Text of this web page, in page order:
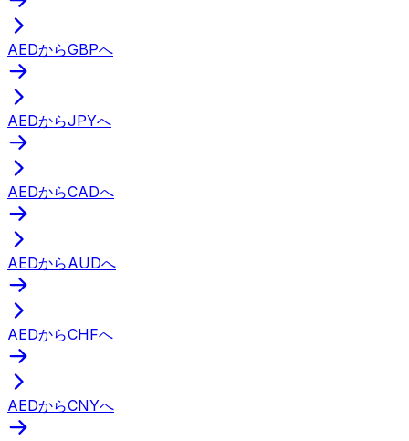
AEDからGBPへ
AEDからJPYへ
AEDからCADへ
AEDからAUDへ
AEDからCHFへ
AEDからCNYへ